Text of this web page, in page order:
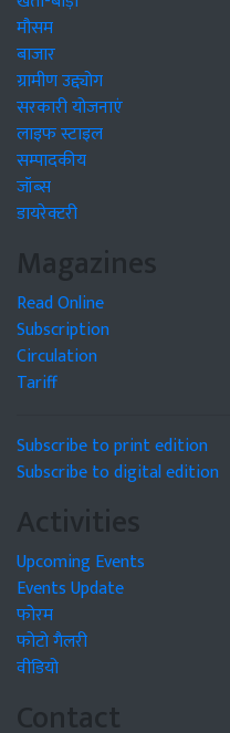
मौसम
बाजार
ग्रामीण उद्द्योग
सरकारी योजनाएं
लाइफ स्टाइल
सम्पादकीय
जॉब्स
डायरेक्टरी
Magazines
Read Online
Subscription
Circulation
Tariff
Subscribe to print edition
Subscribe to digital edition
Activities
Upcoming Events
Events Update
फोरम
फोटो गैलरी
वीडियो
Contact